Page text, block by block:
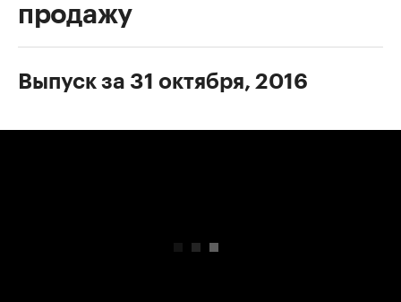
продажу
Выпуск за 31 октября, 2016